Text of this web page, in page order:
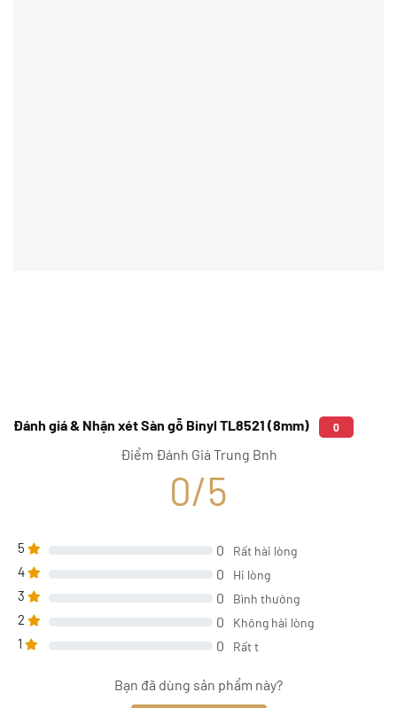
Đánh giá & Nhận xét Sàn gỗ Binyl TL8521 (8mm) 0
Điểm Đánh Giá Trung Bnh
0/5
5 0 Rất hài lòng
4 0 Hi lòng
3 0 Bình thường
2 0 Không hài lòng
1 0 Rất t
Bạn đã dùng sản phẩm này?